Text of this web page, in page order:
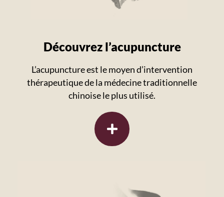
Découvrez l’acupuncture
L’acupuncture est le moyen d’intervention
thérapeutique de la médecine traditionnelle
chinoise le plus utilisé.